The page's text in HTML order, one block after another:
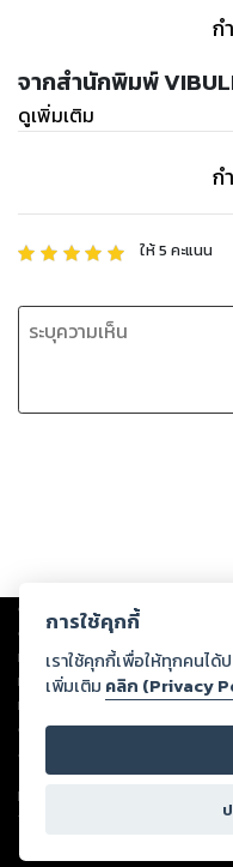
ก
จากสำนักพิมพ์
ดูเพิ่มเติม
ก
ให้5 คะแนน
Copyright © 2026
ต่อผลงานหรือเนื้อหาใดที่อัปโหลด
ทรัพย์สินทางปัญญาของบุคคลอื่น
ทุกท่านโปรดใช้วิจารณญาณในกา
หนึ่งส่วนใดขัดต่อกฎหมายและศีลธ
ดำเนินการในทันที ทั้งนี้ ทางสต
ลิขสิทธิ์ พ.ศ. 2537 (ฉบับล่าสุด)
For support:
Version
การใช้คุกกี้
เราใช้คุกกี้เพื่อให้ทุกคนไ
เพิ่มเติม คลิก (Privacy